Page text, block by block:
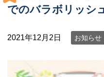
でのバラボリッシ
2021年12月2日 お知らせ